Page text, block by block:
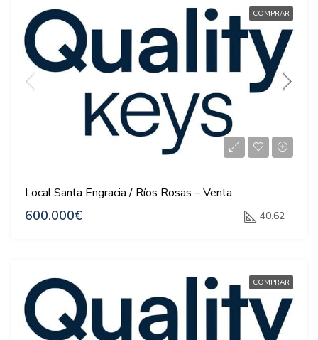
COMPRAR
Local Santa Engracia / Ríos Rosas – Venta
600.000€ 40.62
COMPRAR